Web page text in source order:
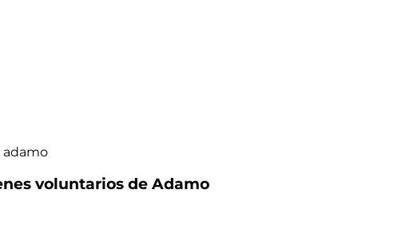
adamo
voluntarios de Adamo